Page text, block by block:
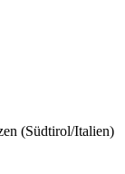
(Südtirol/Italien)